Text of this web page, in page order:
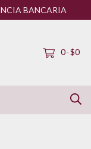
BANCARIA
0-$0